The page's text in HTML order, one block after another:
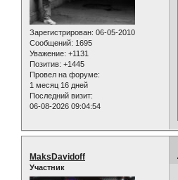
Зарегистрирован: 06-05-2010
Сообщений: 1695
Уважение: +1131
Позитив: +1445
Провел на форуме:
1 месяц 16 дней
Последний визит:
06-08-2026 09:04:54
MaksDavidoff
Участник